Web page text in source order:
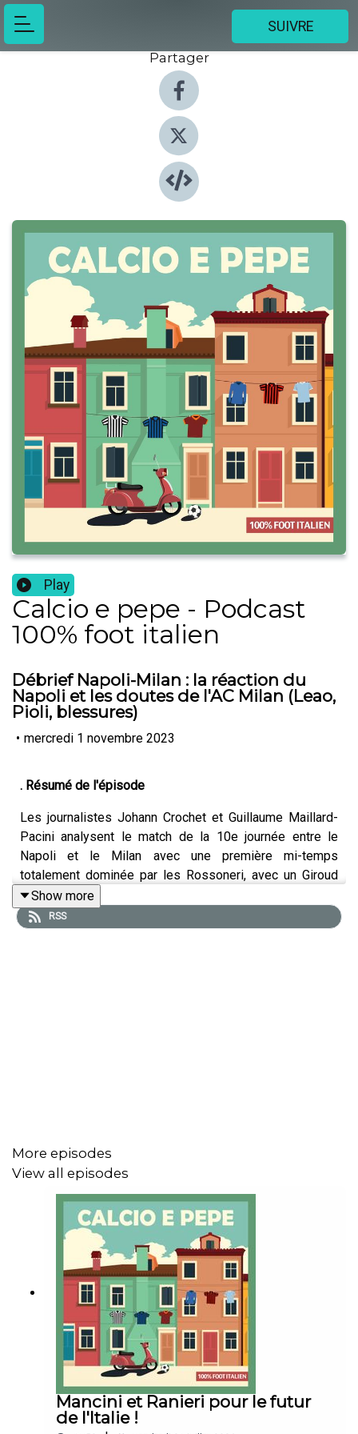
SUIVRE
Partager
Play
Calcio e pepe - Podcast
100% foot italien
Débrief Napoli-Milan : la réaction du
Napoli et les doutes de l'AC Milan (Leao,
Pioli, blessures)
• mercredi 1 novembre 2023
. Résumé de l'épisode
Les journalistes Johann Crochet et Guillaume Maillard-
Pacini analysent le match de la 10e journée entre le
Napoli et le Milan avec une première mi-temps
totalement dominée par les Rossoneri, avec un Giroud
double buteur, avant la réaction des Napolitains lors de la
deuxième période avec un Politano énergique et un
Raspadori entre les lignes, malgré l'expulsion du
. Suivez-nous
Apple Podcast
Spotify
Deezer
... mais aussi sur Podcast Addict, Youtube, via flux rss...
Et n'oubliez pas notre site internet :www.calcioepepe.fr
Show more
RSS
More episodes
View all episodes
Mancini et Ranieri pour le futur
de l'Italie !